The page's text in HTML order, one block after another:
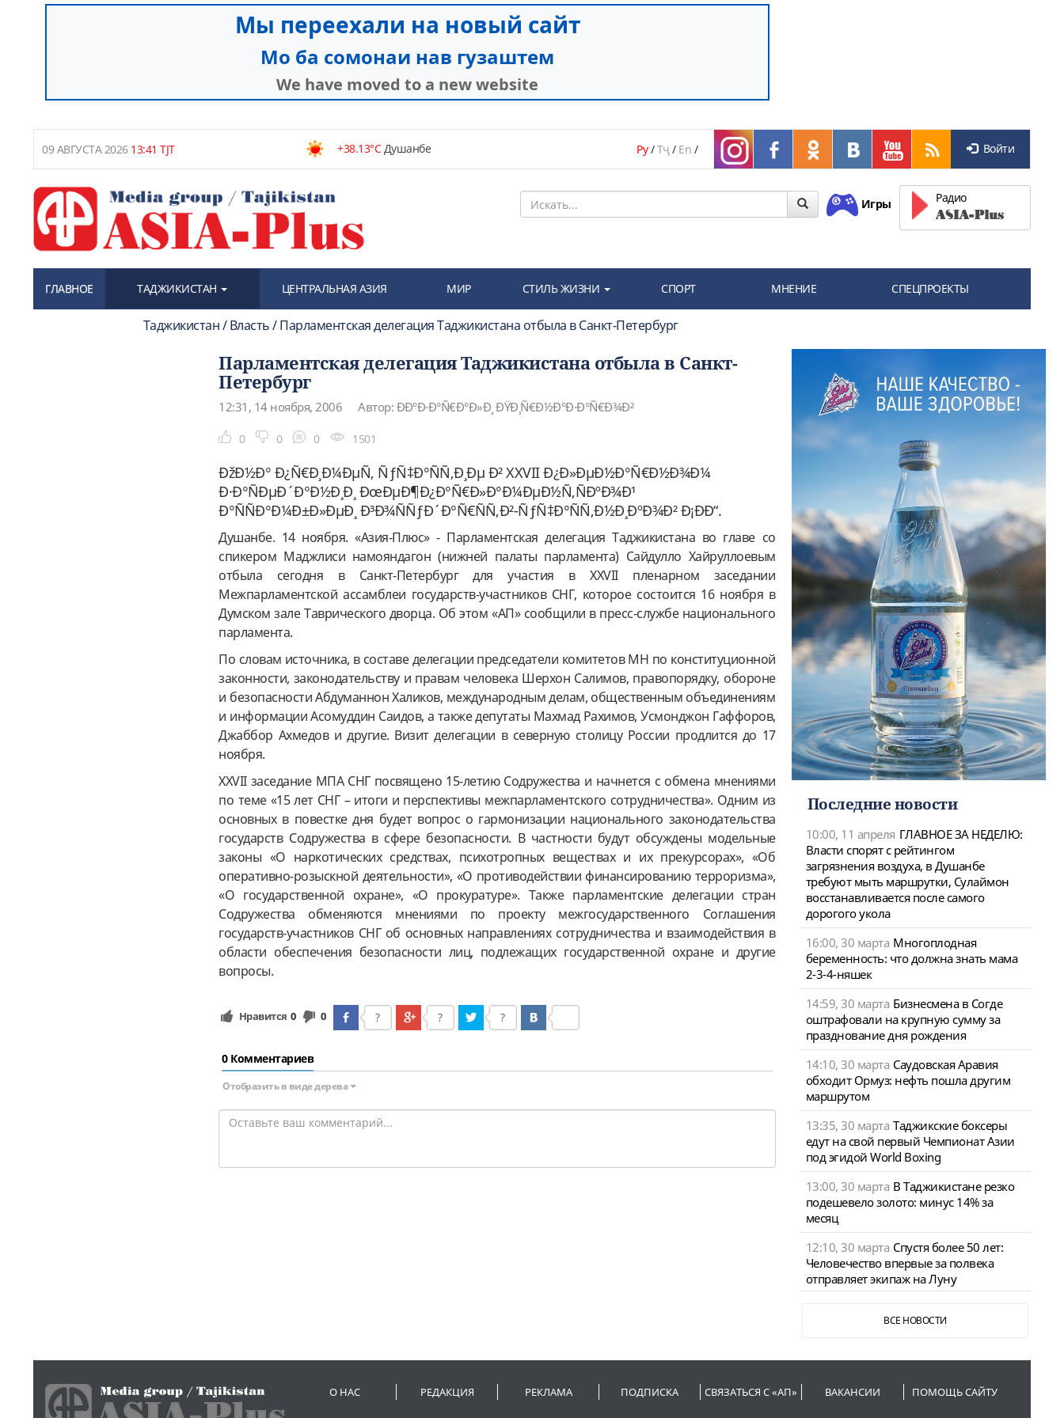
09 АВГУСТА 202613:41 TJT +38.13°CДушанбе Ру/Тҷ/ En / Войти
Игры Радио
ГЛАВНОЕ ТАДЖИКИСТАН ЦЕНТРАЛЬНАЯ АЗИЯ МИР СТИЛЬ ЖИЗНИ СПОРТ МНЕНИЕ СПЕЦПРОЕКТЫ
Таджикистан / Власть / Парламентская делегация Таджикистана отбыла в Санкт-Петербург
Парламентская делегация Таджикистана отбыла в Санкт-
Петербург
12:31, 14 ноября, 2006 Автор: ÐÐ°Ð·Ð°Ñ€Ð°Ð»Ð¸ ÐŸÐ¸Ñ€Ð½Ð°Ð·Ð°Ñ€Ð¾Ð²
0 0 0 1501
ÐžÐ½Ð° Ð¿Ñ€Ð¸Ð¼ÐµÑ‚ ÑƒÑ‡Ð°ÑÑ‚Ð¸Ðµ Ð² XXVII Ð¿Ð»ÐµÐ½Ð°Ñ€Ð½Ð¾Ð¼
Ð·Ð°ÑÐµÐ´Ð°Ð½Ð¸Ð¸ ÐœÐµÐ¶Ð¿Ð°Ñ€Ð»Ð°Ð¼ÐµÐ½Ñ‚ÑÐºÐ¾Ð¹
Ð°ÑÑÐ°Ð¼Ð±Ð»ÐµÐ¸ Ð³Ð¾ÑÑƒÐ´Ð°Ñ€ÑÑ‚Ð²-ÑƒÑ‡Ð°ÑÑ‚Ð½Ð¸ÐºÐ¾Ð² Ð¡ÐÐ“.
Душанбе. 14 ноября. «Азия-Плюс» - Парламентская делегация Таджикистана во главе со
спикером Маджлиси намояндагон (нижней палаты парламента) Сайдулло Хайруллоевым
отбыла сегодня в Санкт-Петербург для участия в XXVII пленарном заседании
Межпарламентской ассамблеи государств-участников СНГ, которое состоится 16 ноября в
Думском зале Таврического дворца. Об этом «АП» сообщили в пресс-службе национального
парламента.
По словам источника, в составе делегации председатели комитетов МН по конституционной
законности, законодательству и правам человека Шерхон Салимов, правопорядку, обороне
и безопасности Абдуманнон Халиков, международным делам, общественным объединениям
и информации Асомуддин Саидов, а также депутаты Махмад Рахимов, Усмонджон Гаффоров,
Джаббор Ахмедов и другие. Визит делегации в северную столицу России продлится до 17
ноября.
XXVII заседание МПА СНГ посвящено 15-летию Содружества и начнется с обмена мнениями
по теме «15 лет СНГ – итоги и перспективы межпарламентского сотрудничества». Одним из
основных в повестке дня будет вопрос о гармонизации национального законодательства
государств Содружества в сфере безопасности. В частности будут обсуждены модельные
законы «О наркотических средствах, психотропных веществах и их прекурсорах», «Об
оперативно-розыскной деятельности», «О противодействии финансированию терроризма»,
«О государственной охране», «О прокуратуре». Также парламентские делегации стран
Содружества обменяются мнениями по проекту межгосударственного Соглашения
государств-участников СНГ об основных направлениях сотрудничества и взаимодействия в
области обеспечения безопасности лиц, подлежащих государственной охране и другие
вопросы.
Нравится 0 0 ? ? ?
0 Комментариев
Отобразить в виде дерева
Последние новости
10:00, 11 апреля ГЛАВНОЕ ЗА НЕДЕЛЮ:
Власти спорят с рейтингом
загрязнения воздуха, в Душанбе
требуют мыть маршрутки, Сулаймон
восстанавливается после самого
дорогого укола
16:00, 30 марта Многоплодная
беременность: что должна знать мама
2-3-4-няшек
14:59, 30 марта Бизнесмена в Согде
оштрафовали на крупную сумму за
празднование дня рождения
14:10, 30 марта Саудовская Аравия
обходит Ормуз: нефть пошла другим
маршрутом
13:35, 30 марта Таджикские боксеры
едут на свой первый Чемпионат Азии
под эгидой World Boxing
13:00, 30 марта В Таджикистане резко
подешевело золото: минус 14% за
месяц
12:10, 30 марта Спустя более 50 лет:
Человечество впервые за полвека
отправляет экипаж на Луну
ВСЕ НОВОСТИ
О НАС РЕДАКЦИЯ РЕКЛАМА ПОДПИСКА СВЯЗАТЬСЯ С «АП» ВАКАНСИИ ПОМОЩЬ САЙТУ